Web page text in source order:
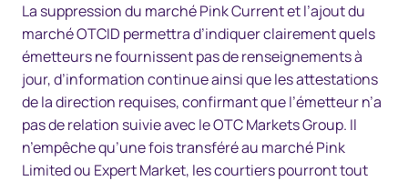
La suppression du marché Pink Current et l’ajout du
marché OTCID permettra d’indiquer clairement quels
émetteurs ne fournissent pas de renseignements à
jour, d’information continue ainsi que les attestations
de la direction requises, confirmant que l’émetteur n’a
pas de relation suivie avec le OTC Markets Group. Il
n’empêche qu’une fois transféré au marché Pink
Limited ou Expert Market, les courtiers pourront tout